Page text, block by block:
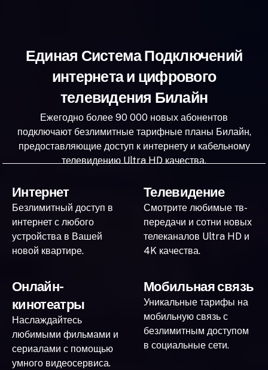
Единая Система Подключений
интернета и цифрового
телевидения Билайн
Ежегодно более 90 000 новых абонентов
подключают безлимитные тарифные планы Билайн,
предоставляющие доступ к интернету и кабельному
телевидению Ultra HD качества.
Интернет
Безлимитный доступ в
интернет с любого
устройства в Вашей
новой квартире.
Телевидение
Смотрите любимые тв-
передачи и сотни новых
телеканалов Ultra HD и
4K качества.
Онлайн-
кинотеатры
Наслаждайтесь
любимыми фильмами и
сериалами с помощью
умного видеосервиса.
Мобильная связь
Уникальные тарифы на
мобильную связь с
безлимитным доступом
в социальные сети.